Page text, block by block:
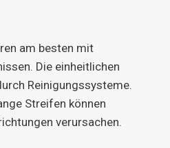
am besten mit
Die einheitlichen
Reinigungssysteme.
Streifen können
verursachen.